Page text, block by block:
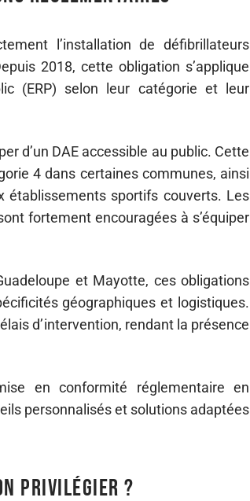
l’installation de défibrillateurs
2018, cette obligation s’applique
(ERP) selon leur catégorie et leur
d’un DAE accessible au public. Cette
4 dans certaines communes, ainsi
établissements sportifs couverts. Les
fortement encouragées à s’équiper
et Mayotte, ces obligations
géographiques et logistiques.
d’intervention, rendant la présence
en conformité réglementaire en
personnalisés et solutions adaptées
privilégier ?